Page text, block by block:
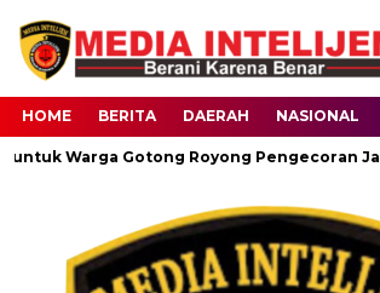
HOME BERITA DAERAH NASIONAL
Warga Gotong Royong Pengecoran Jalan